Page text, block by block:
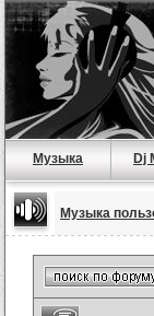
Музыка Dj
Музыка